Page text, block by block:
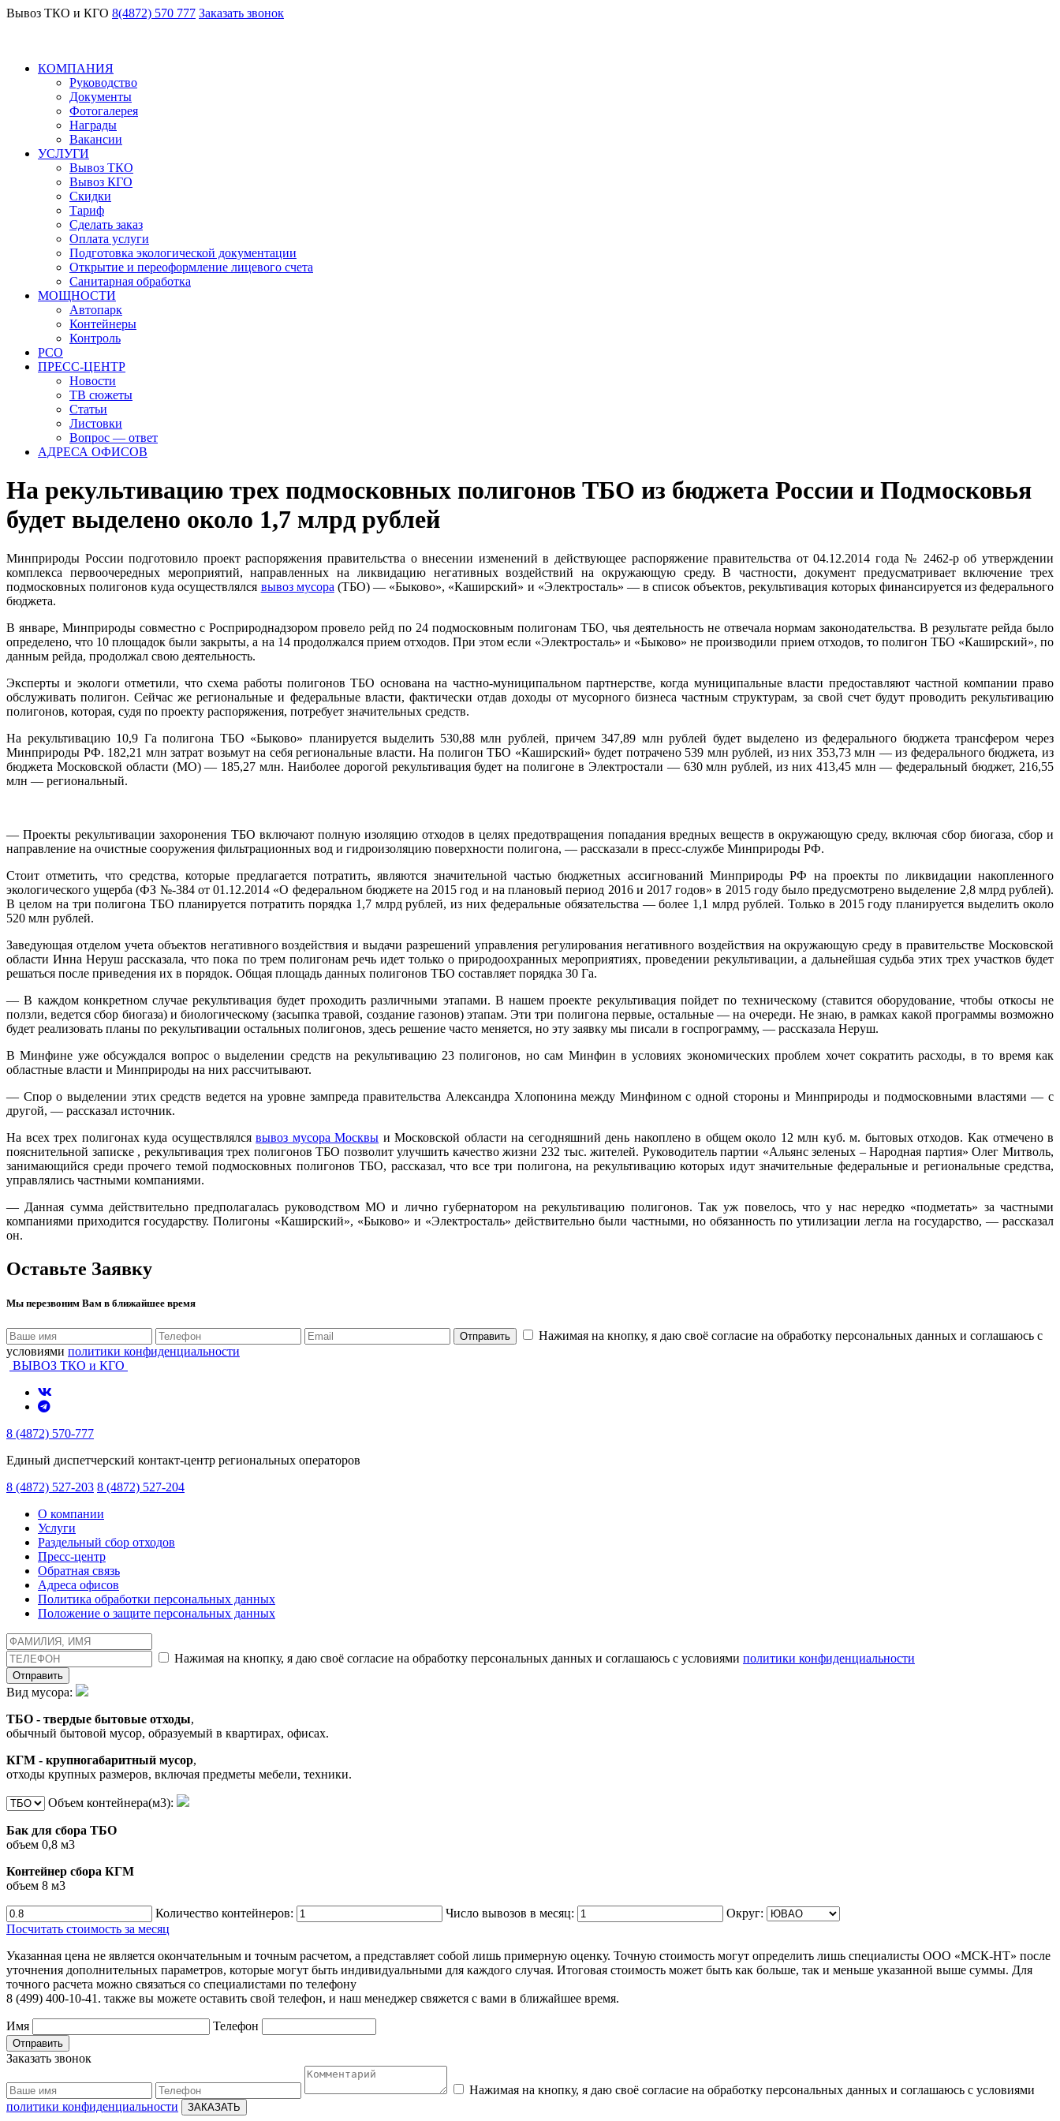
Вывоз ТКО и КГО 8(4872) 570 777 Заказать звонок
КОМПАНИЯ
Руководство
Документы
Фотогалерея
Награды
Вакансии
УСЛУГИ
Вывоз ТКО
Вывоз КГО
Скидки
Тариф
Сделать заказ
Оплата услуги
Подготовка экологической документации
Открытие и переоформление лицевого счета
Санитарная обработка
МОЩНОСТИ
Автопарк
Контейнеры
Контроль
РСО
ПРЕСС-ЦЕНТР
Новости
ТВ сюжеты
Статьи
Листовки
Вопрос — ответ
АДРЕСА ОФИСОВ
На рекультивацию трех подмосковных полигонов ТБО из бюджета России и Подмосковья
будет выделено около 1,7 млрд рублей
Минприроды России подготовило проект распоряжения правительства о внесении изменений в действующее распоряжение правительства от 04.12.2014 года № 2462-р об утверждении
комплекса первоочередных мероприятий, направленных на ликвидацию негативных воздействий на окружающую среду. В частности, документ предусматривает включение трех
подмосковных полигонов куда осуществлялся вывоз мусора (ТБО) — «Быково», «Каширский» и «Электросталь» — в список объектов, рекультивация которых финансируется из федерального
бюджета.
В январе, Минприроды совместно с Росприроднадзором провело рейд по 24 подмосковным полигонам ТБО, чья деятельность не отвечала нормам законодательства. В результате рейда было
определено, что 10 площадок были закрыты, а на 14 продолжался прием отходов. При этом если «Электросталь» и «Быково» не производили прием отходов, то полигон ТБО «Каширский», по
данным рейда, продолжал свою деятельность.
Эксперты и экологи отметили, что схема работы полигонов ТБО основана на частно-муниципальном партнерстве, когда муниципальные власти предоставляют частной компании право
обслуживать полигон. Сейчас же региональные и федеральные власти, фактически отдав доходы от мусорного бизнеса частным структурам, за свой счет будут проводить рекультивацию
полигонов, которая, судя по проекту распоряжения, потребует значительных средств.
На рекультивацию 10,9 Га полигона ТБО «Быково» планируется выделить 530,88 млн рублей, причем 347,89 млн рублей будет выделено из федерального бюджета трансфером через
Минприроды РФ. 182,21 млн затрат возьмут на себя региональные власти. На полигон ТБО «Каширский» будет потрачено 539 млн рублей, из них 353,73 млн — из федерального бюджета, из
бюджета Московской области (МО) — 185,27 млн. Наиболее дорогой рекультивация будет на полигоне в Электростали — 630 млн рублей, из них 413,45 млн — федеральный бюджет, 216,55
млн — региональный.
— Проекты рекультивации захоронения ТБО включают полную изоляцию отходов в целях предотвращения попадания вредных веществ в окружающую среду, включая сбор биогаза, сбор и
направление на очистные сооружения фильтрационных вод и гидроизоляцию поверхности полигона, — рассказали в пресс-службе Минприроды РФ.
Стоит отметить, что средства, которые предлагается потратить, являются значительной частью бюджетных ассигнований Минприроды РФ на проекты по ликвидации накопленного
экологического ущерба (ФЗ №-384 от 01.12.2014 «О федеральном бюджете на 2015 год и на плановый период 2016 и 2017 годов» в 2015 году было предусмотрено выделение 2,8 млрд рублей).
В целом на три полигона ТБО планируется потратить порядка 1,7 млрд рублей, из них федеральные обязательства — более 1,1 млрд рублей. Только в 2015 году планируется выделить около
520 млн рублей.
Заведующая отделом учета объектов негативного воздействия и выдачи разрешений управления регулирования негативного воздействия на окружающую среду в правительстве Московской
области Инна Неруш рассказала, что пока по трем полигонам речь идет только о природоохранных мероприятиях, проведении рекультивации, а дальнейшая судьба этих трех участков будет
решаться после приведения их в порядок. Общая площадь данных полигонов ТБО составляет порядка 30 Га.
— В каждом конкретном случае рекультивация будет проходить различными этапами. В нашем проекте рекультивация пойдет по техническому (ставится оборудование, чтобы откосы не
ползли, ведется сбор биогаза) и биологическому (засыпка травой, создание газонов) этапам. Эти три полигона первые, остальные — на очереди. Не знаю, в рамках какой программы возможно
будет реализовать планы по рекультивации остальных полигонов, здесь решение часто меняется, но эту заявку мы писали в госпрограмму, — рассказала Неруш.
В Минфине уже обсуждался вопрос о выделении средств на рекультивацию 23 полигонов, но сам Минфин в условиях экономических проблем хочет сократить расходы, в то время как
областные власти и Минприроды на них рассчитывают.
— Спор о выделении этих средств ведется на уровне зампреда правительства Александра Хлопонина между Минфином с одной стороны и Минприроды и подмосковными властями — с
другой, — рассказал источник.
На всех трех полигонах куда осуществлялсявывоз мусора Москвы и Московской области на сегодняшний день накоплено в общем около 12 млн куб. м. бытовых отходов. Как отмечено в
пояснительной записке , рекультивация трех полигонов ТБО позволит улучшить качество жизни 232 тыс. жителей. Руководитель партии «Альянс зеленых – Народная партия» Олег Митволь,
занимающийся среди прочего темой подмосковных полигонов ТБО, рассказал, что все три полигона, на рекультивацию которых идут значительные федеральные и региональные средства,
управлялись частными компаниями.
— Данная сумма действительно предполагалась руководством МО и лично губернатором на рекультивацию полигонов. Так уж повелось, что у нас нередко «подметать» за частными
компаниями приходится государству. Полигоны «Каширский», «Быково» и «Электросталь» действительно были частными, но обязанность по утилизации легла на государство, — рассказал
он.
Оставьте Заявку
Мы перезвоним Вам в ближайшее время
Отправить
Нажимая на кнопку, я даю своё согласие на обработку персональных данных и соглашаюсь с
условиями политики конфиденциальности
ВЫВОЗ ТКО и КГО
8 (4872) 570-777
Единый диспетчерский контакт-центр региональных операторов
8 (4872) 527-203 8 (4872) 527-204
О компании
Услуги
Раздельный сбор отходов
Пресс-центр
Обратная связь
Адреса офисов
Политика обработки персональных данных
Положение о защите персональных данных
Нажимая на кнопку, я даю своё согласие на обработку персональных данных и соглашаюсь с условиями политики конфиденциальности
Отправить
Вид мусора:
ТБО - твердые бытовые отходы,
обычный бытовой мусор, образуемый в квартирах, офисах.
КГМ - крупногабаритный мусор,
отходы крупных размеров, включая предметы мебели, техники.
Объем контейнера(м3):
Бак для сбора ТБО
объем 0,8 м3
Контейнер сбора КГМ
объем 8 м3
Количество контейнеров: Число вывозов в месяц:
Округ:
Посчитать стоимость за месяц
Указанная цена не является окончательным и точным расчетом, а представляет собой лишь примерную оценку. Точную стоимость могут определить лишь специалисты ООО «МСК-НТ» после
уточнения дополнительных параметров, которые могут быть индивидуальными для каждого случая. Итоговая стоимость может быть как больше, так и меньше указанной выше суммы. Для
точного расчета можно связаться со специалистами по телефону
8 (499) 400-10-41. также вы можете оставить свой телефон, и наш менеджер свяжется с вами в ближайшее время.
Имя Телефон
Отправить
Заказать звонок
Нажимая на кнопку, я даю своё согласие на обработку персональных данных и соглашаюсь с условиями
политики конфиденциальности